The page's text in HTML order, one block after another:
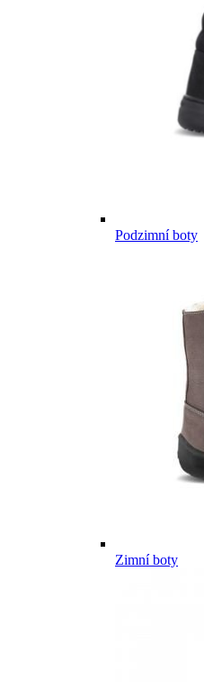
Podzimní boty
Zimní boty